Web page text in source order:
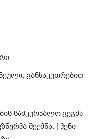
განსაკუთრებით